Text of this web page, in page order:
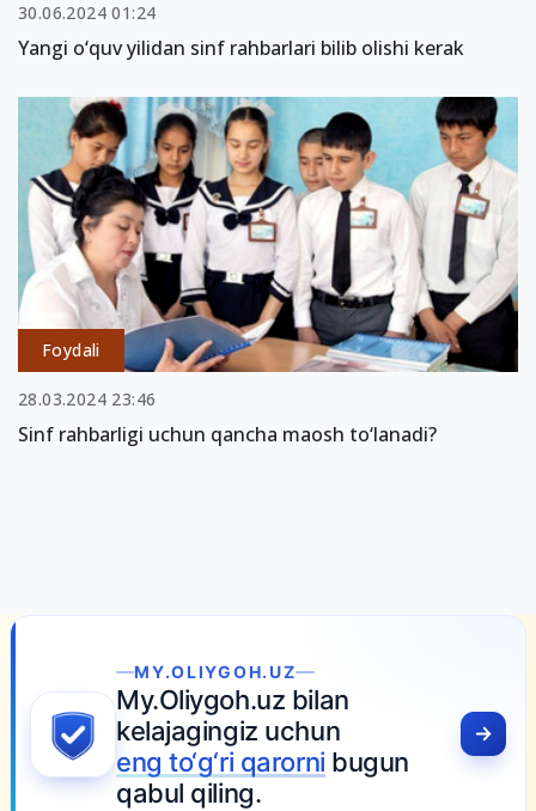
30.06.2024 01:24
Yangi o‘quv yilidan sinf rahbarlari bilib olishi kerak
Foydali
28.03.2024 23:46
Sinf rahbarligi uchun qancha maosh to‘lanadi?
MY.OLIYGOH.UZ
My.Oliygoh.uz bilan
kelajagingiz uchun
eng to‘g‘ri qarorni bugun
qabul qiling.